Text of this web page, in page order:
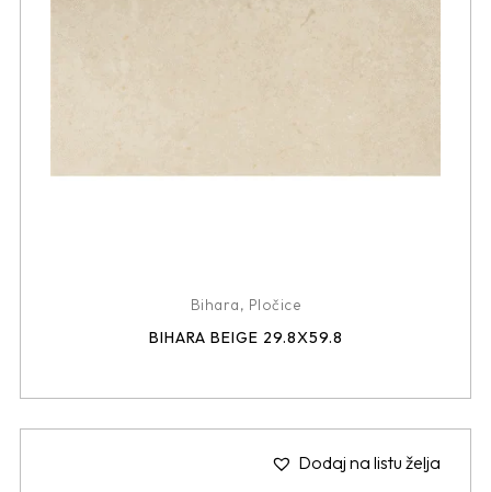
Bihara, Pločice
BIHARA BEIGE 29.8X59.8
Dodaj na listu želja